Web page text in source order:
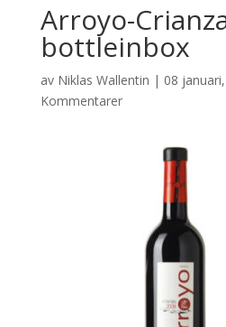
Arroyo-
bottleinbox
av Niklas Wallentin | 08
Kommentarer